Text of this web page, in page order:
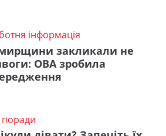
інформація
закликали не
ОВА зробила
поради